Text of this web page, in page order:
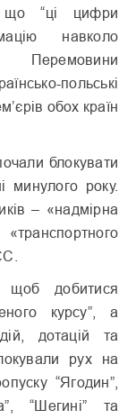
що “ці цифри
навколо
Перемовини
польські
обох країн
блокувати
минулого року.
– «надмірна
щоб добитися
курсу”, а
дотацій та
рух на
“Ягодин”,
“Шегині” та